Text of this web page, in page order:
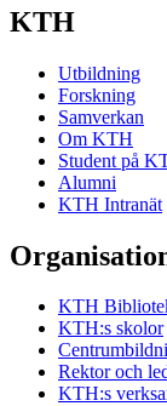
KTH
Utbildning
Forskning
Samverkan
Om KTH
Student på
Alumni
KTH Intranät
KTH
KTH:s skolor
Rektor och
KTH:s